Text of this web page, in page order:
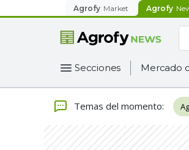
Agrofy Market Agrofy
Secciones Mercado
Temas del momento: